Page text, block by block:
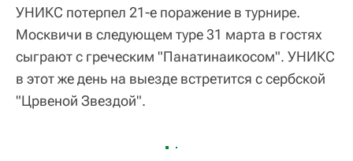
УНИКС потерпел 21-е поражение в турнире.
Москвичи в следующем туре 31 марта в гостях
сыграют с греческим "Панатинаикосом". УНИКС
в этот же день на выезде встретится с сербской
"Црвеной Звездой".